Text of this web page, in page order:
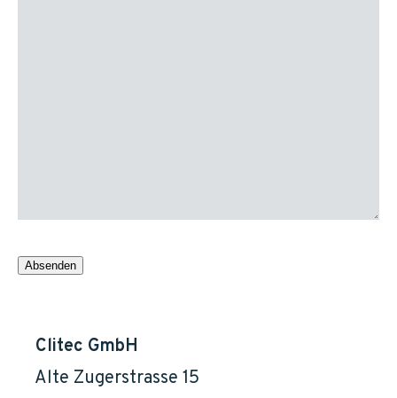
Clitec GmbH
    Alte Zugerstrasse 15